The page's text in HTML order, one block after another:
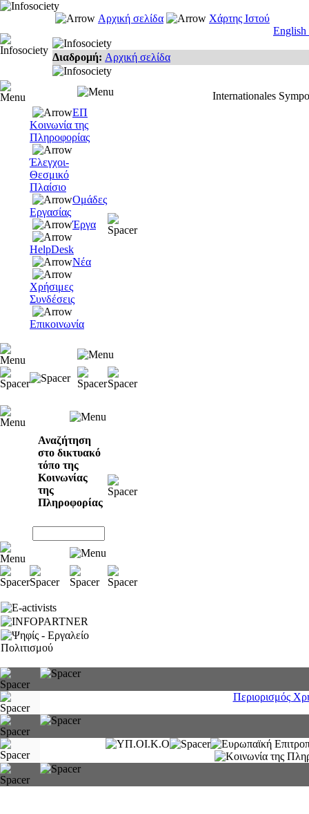
Αρχική σελίδα
Χάρτης Ιστού
English
Διαδρομή: Αρχική σελίδα
ΕΠ
Κοινωνία της
Πληροφορίας
Έλεγχοι-
Θεσμικό
Πλαίσιο
Ομάδες
Εργασίας
Έργα
HelpDesk
Νέα
Χρήσιμες
Συνδέσεις
Επικοινωνία
Αναζήτηση
στο δικτυακό
τόπο της
Κοινωνίας
της
Πληροφορίας
Internationales
Περιορισμός